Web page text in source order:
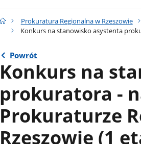
Prokuratura Regionalna w Rzeszowie
Konkurs na stanowisko asystenta
Powrót
Konkurs na
prokuratora -
Prokuraturze
Rzeszowie (1